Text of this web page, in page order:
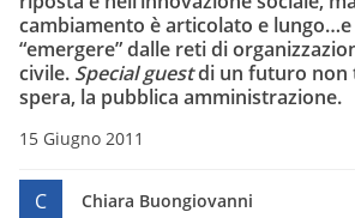
cambiamento è articolato e
“emergere” dalle reti di
civile. Special guestdi un futuro non
spera, la pubblica amministrazione.
15 Giugno 2011
C Chiara Buongiovanni